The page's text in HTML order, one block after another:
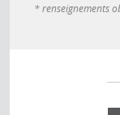
* renseignements